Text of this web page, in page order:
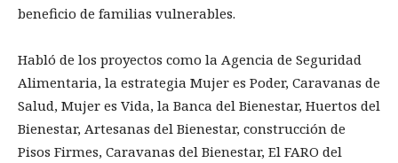
beneficio de familias vulnerables.
Habló de los proyectos como la Agencia de Seguridad
Alimentaria, la estrategia Mujer es Poder, Caravanas de
Salud, Mujer es Vida, la Banca del Bienestar, Huertos del
Bienestar, Artesanas del Bienestar, construcción de
Pisos Firmes, Caravanas del Bienestar, El FARO del